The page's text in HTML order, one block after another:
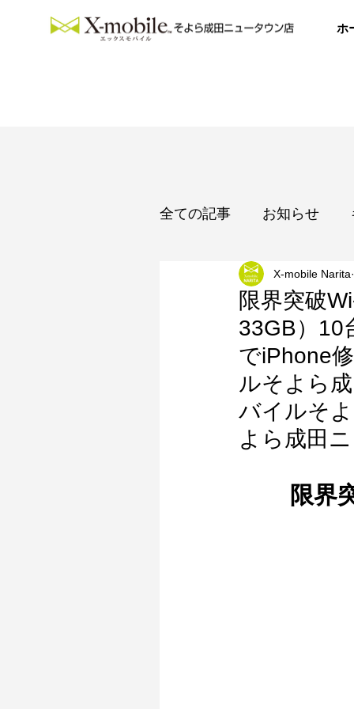
ホ
全ての記事 お知らせ
カレンダー
限界突破
33GB）10
でiPhone
ルそよら
バイルそ
よら成田
X-mobile Narita
限界